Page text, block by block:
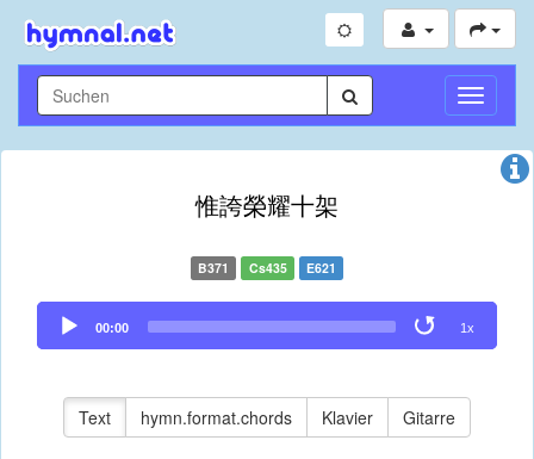
惟誇榮耀十架
B371 Cs435 E621
Audio
Player
00:00 1x
Text hymn.format.chords Klavier Gitarre